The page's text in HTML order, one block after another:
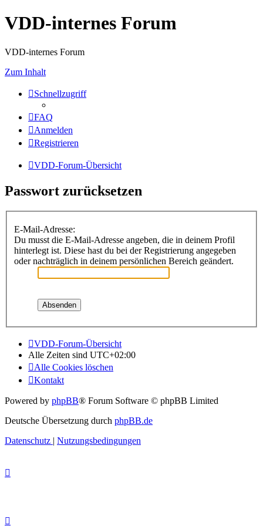
VDD-internes Forum
VDD-internes Forum
Zum Inhalt
Schnellzugriff
FAQ
Anmelden
Registrieren
VDD-Forum-Übersicht
Passwort zurücksetzen
E-Mail-Adresse:
Du musst die E-Mail-Adresse angeben, die in deinem Profil
hinterlegt ist. Diese hast du bei der Registrierung angegeben
oder nachträglich in deinem persönlichen Bereich geändert.
VDD-Forum-Übersicht
Alle Zeiten sind UTC+02:00
Alle Cookies löschen
Kontakt
Powered by phpBB® Forum Software © phpBB Limited
Deutsche Übersetzung durch phpBB.de
Datenschutz | Nutzungsbedingungen